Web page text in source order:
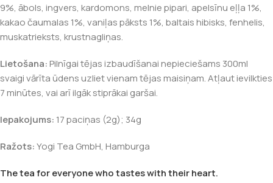
9%, ābols, ingvers, kardomons, melnie pipari, apelsīnu eļļa 1%,
kakao čaumalas 1%, vaniļas pāksts 1%, baltais hibisks, fenhelis,
muskatrieksts, krustnagliņas.
Lietošana:Pilnīgai tējas izbaudīšanai nepieciešams 300ml
svaigi vārīta ūdens uzliet vienam tējas maisiņam. Atļaut ievilkties
7 minūtes, vai arī ilgāk stiprākai garšai.
Iepakojums: 17 paciņas (2g); 34g
Ražots:Yogi Tea GmbH, Hamburga
The tea for everyone who tastes with their heart.